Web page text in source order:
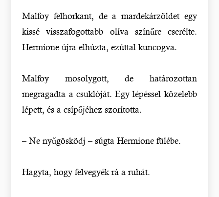
Malfoy felhorkant, de a mardekárzöldet egy
kissé visszafogottabb olíva színűre cserélte.
Hermione újra elhúzta, ezúttal kuncogva.
Malfoy mosolygott, de határozottan
megragadta a csuklóját. Egy lépéssel közelebb
lépett, és a csípőjéhez szorította.
– Ne nyűgösködj – súgta Hermione fülébe.
Hagyta, hogy felvegyék rá a ruhát.